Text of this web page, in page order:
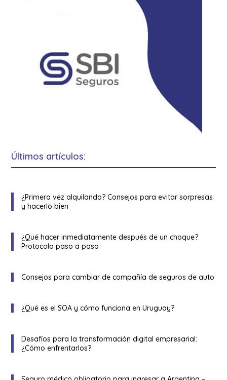
Últimos artículos:
¿Primera vez alquilando? Consejos para evitar sorpresas
y hacerlo bien
¿Qué hacer inmediatamente después de un choque?
Protocolo paso a paso
Consejos para cambiar de compañía de seguros de auto
¿Qué es el SOA y cómo funciona en Uruguay?
Desafíos para la transformación digital empresarial:
¿Cómo enfrentarlos?